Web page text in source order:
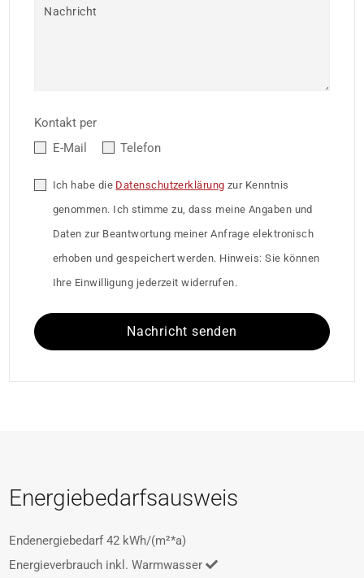
Nachricht
Kontakt per
E-Mail
Telefon
Ich habe die Datenschutzerklärung zur Kenntnis
genommen. Ich stimme zu, dass meine Angaben und
Daten zur Beantwortung meiner Anfrage elektronisch
erhoben und gespeichert werden. Hinweis: Sie können
Ihre Einwilligung jederzeit widerrufen.
Nachricht senden
Energiebedarfsausweis
Endenergiebedarf42 kWh/(m²*a)
Energieverbrauch inkl. Warmwasser